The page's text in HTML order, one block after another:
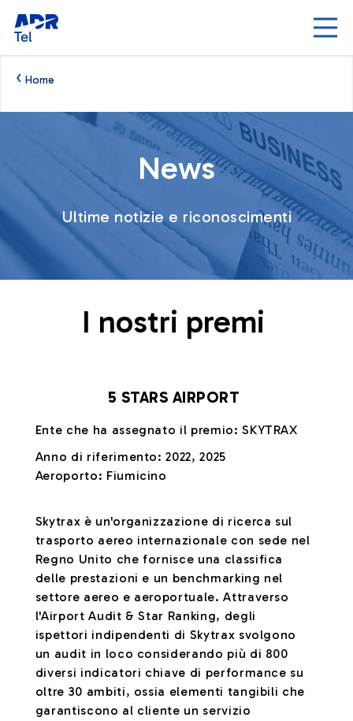
Skip to Main Content
‹ Home
News - AdrTel
News
Ultime notizie e riconoscimenti
I nostri premi
5 STARS AIRPORT
Ente che ha assegnato il premio: SKYTRAX
Anno di riferimento: 2022, 2025
Aeroporto: Fiumicino
Skytrax è un'organizzazione di ricerca sul
trasporto aereo internazionale con sede nel
Regno Unito che fornisce una classifica
delle prestazioni e un benchmarking nel
settore aereo e aeroportuale. Attraverso
l'Airport Audit & Star Ranking, degli
ispettori indipendenti di Skytrax svolgono
un audit in loco considerando più di 800
diversi indicatori chiave di performance su
oltre 30 ambiti, ossia elementi tangibili che
garantiscono al cliente un servizio